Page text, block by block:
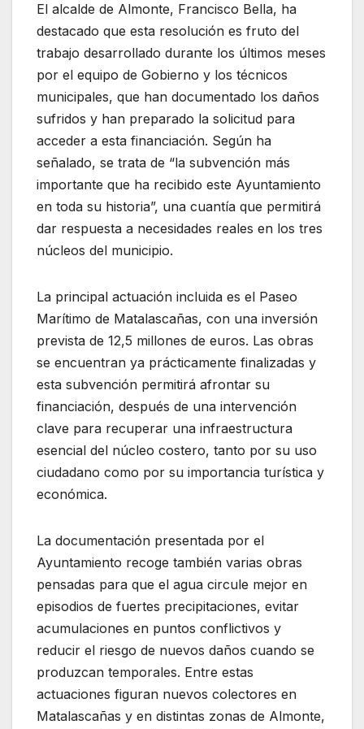
El alcalde de Almonte, Francisco Bella, ha
destacado que esta resolución es fruto del
trabajo desarrollado durante los últimos meses
por el equipo de Gobierno y los técnicos
municipales, que han documentado los daños
sufridos y han preparado la solicitud para
acceder a esta financiación. Según ha
señalado, se trata de “la subvención más
importante que ha recibido este Ayuntamiento
en toda su historia”, una cuantía que permitirá
dar respuesta a necesidades reales en los tres
núcleos del municipio.
La principal actuación incluida es el Paseo
Marítimo de Matalascañas, con una inversión
prevista de 12,5 millones de euros. Las obras
se encuentran ya prácticamente finalizadas y
esta subvención permitirá afrontar su
financiación, después de una intervención
clave para recuperar una infraestructura
esencial del núcleo costero, tanto por su uso
ciudadano como por su importancia turística y
económica.
La documentación presentada por el
Ayuntamiento recoge también varias obras
pensadas para que el agua circule mejor en
episodios de fuertes precipitaciones, evitar
acumulaciones en puntos conflictivos y
reducir el riesgo de nuevos daños cuando se
produzcan temporales. Entre estas
actuaciones figuran nuevos colectores en
Matalascañas y en distintas zonas de Almonte,